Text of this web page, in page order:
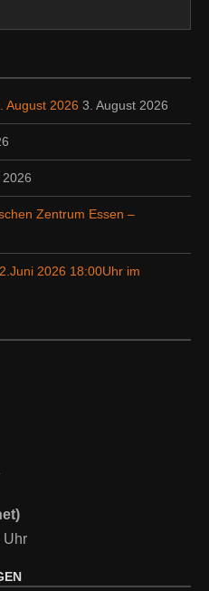
August 2026 3. August 2026
Zentrum Essen –
2026 18:00Uhr im
Uhr